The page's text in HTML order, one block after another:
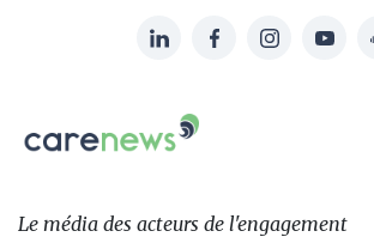
sur:
LinkedInFacebookInstagram
Le
des
Le média des acteurs de l'engagement